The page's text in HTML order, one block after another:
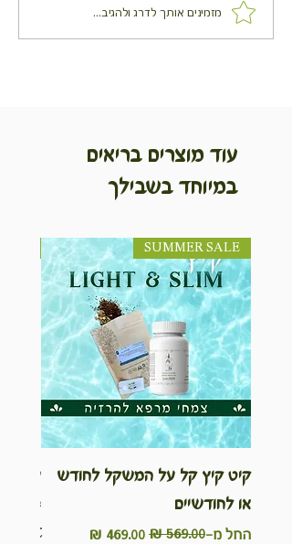
מזמינים אותך לדרג ולהגיב...
עוד מוצרים בריאים
במיוחד בשבילך
SUMMER SALE
קיט קיץ קל על המשקל לחודש
או לחודשיים
החל מ-
מחיר רגיל
מחיר מבצע
ערכת
Kit